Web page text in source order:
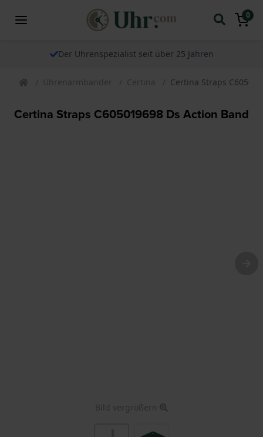
0
Der Uhrenspezialist seit über 25 Jahren
Uhrenarmbander Certina Certina Straps
Certina Straps C605019698 Ds Action Band
Bild vergrößern